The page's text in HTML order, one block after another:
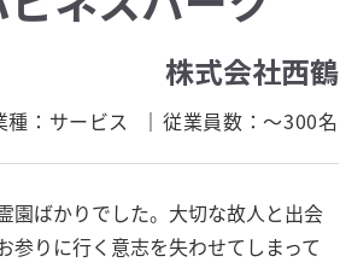
株式会社西鶴
種： サービス 従業員数：～300名
園ばかりでした。大切な故人と出会
りに行く意志を失わせてしまって